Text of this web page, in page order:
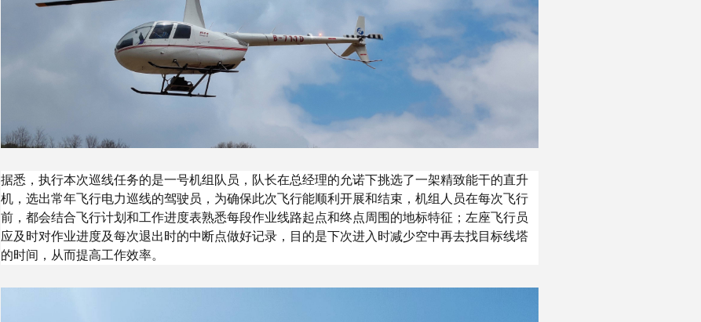
据悉，执行本次巡线任务的是一号机组队员，队长在总经理的允诺下挑选了一架精致能干的直升
机，选出常年飞行电力巡线的驾驶员，为确保此次飞行能顺利开展和结束，机组人员在每次飞行
前，都会结合飞行计划和工作进度表熟悉每段作业线路起点和终点周围的地标特征；左座飞行员
应及时对作业进度及每次退出时的中断点做好记录，目的是下次进入时减少空中再去找目标线塔
的时间，从而提高工作效率。